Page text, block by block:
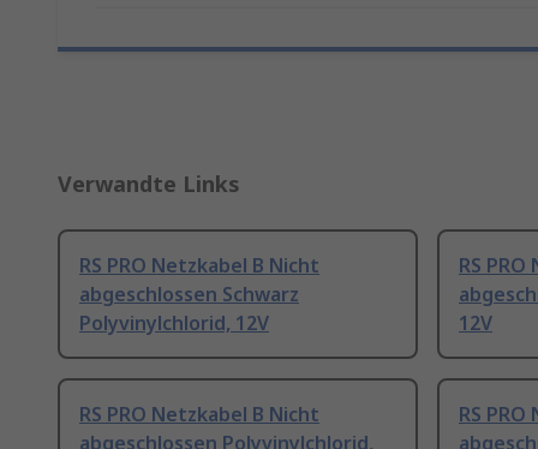
Verwandte Links
RS PRO Netzkabel B Nicht
abgeschlossen Schwarz
Polyvinylchlorid, 12V
RS
12V
RS PRO Netzkabel B Nicht
abgeschlossen Polyvinylchlorid,
RS